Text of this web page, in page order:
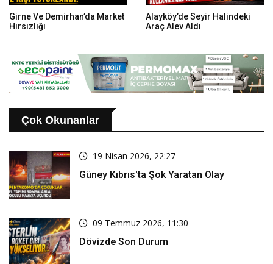
Girne Ve Demirhan’da Market
Hırsızlığı
Alayköy’de Seyir Halindeki
Araç Alev Aldı
Çok Okunanlar
19 Nisan 2026, 22:27
Güney Kıbrıs'ta Şok Yaratan Olay
09 Temmuz 2026, 11:30
Dövizde Son Durum